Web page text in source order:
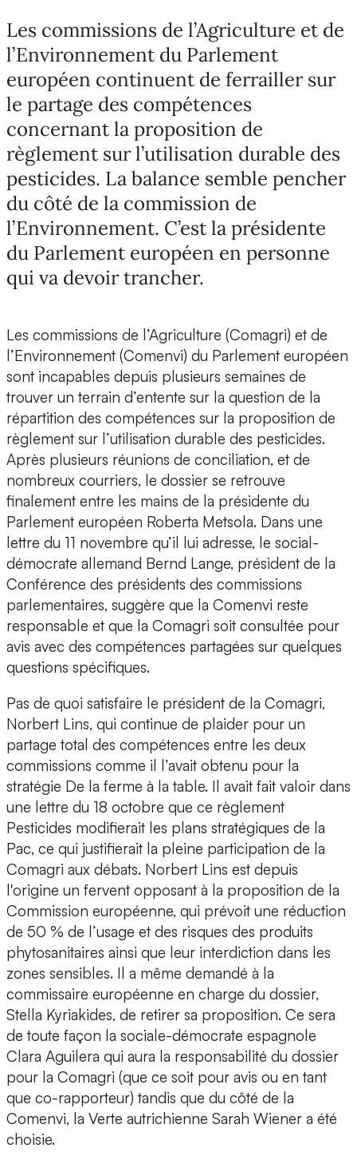
Les commissions de l’Agriculture et de
l’Environnement du Parlement
européen continuent de ferrailler sur
le partage des compétences
concernant la proposition de
règlement sur l’utilisation durable des
pesticides. La balance semble pencher
du côté de la commission de
l’Environnement. C’est la présidente
du Parlement européen en personne
qui va devoir trancher.
Les commissions de l’Agriculture (Comagri) et de
l’Environnement (Comenvi) du Parlement européen
sont incapables depuis plusieurs semaines de
trouver un terrain d’entente sur la question de la
répartition des compétences sur la proposition de
règlement sur l’utilisation durable des pesticides.
Après plusieurs réunions de conciliation, et de
nombreux courriers, le dossier se retrouve
finalement entre les mains de la présidente du
Parlement européen Roberta Metsola. Dans une
lettre du 11 novembre qu’il lui adresse, le social-
démocrate allemand Bernd Lange, président de la
Conférence des présidents des commissions
parlementaires, suggère que la Comenvi reste
responsable et que la Comagri soit consultée pour
avis avec des compétences partagées sur quelques
questions spécifiques.
Pas de quoi satisfaire le président de la Comagri,
Norbert Lins, qui continue de plaider pour un
partage total des compétences entre les deux
commissions comme il l’avait obtenu pour la
stratégie De la ferme à la table. Il avait fait valoir dans
une lettre du 18 octobre que ce règlement
Pesticides modifierait les plans stratégiques de la
Pac, ce qui justifierait la pleine participation de la
Comagri aux débats. Norbert Lins est depuis
l'origine un fervent opposant à la proposition de la
Commission européenne, qui prévoit une réduction
de 50 % de l’usage et des risques des produits
phytosanitaires ainsi que leur interdiction dans les
zones sensibles. Il a même demandé à la
commissaire européenne en charge du dossier,
Stella Kyriakides, de retirer sa proposition. Ce sera
de toute façon la sociale-démocrate espagnole
Clara Aguilera qui aura la responsabilité du dossier
pour la Comagri (que ce soit pour avis ou en tant
que co-rapporteur) tandis que du côté de la
Comenvi, la Verte autrichienne Sarah Wiener a été
choisie.